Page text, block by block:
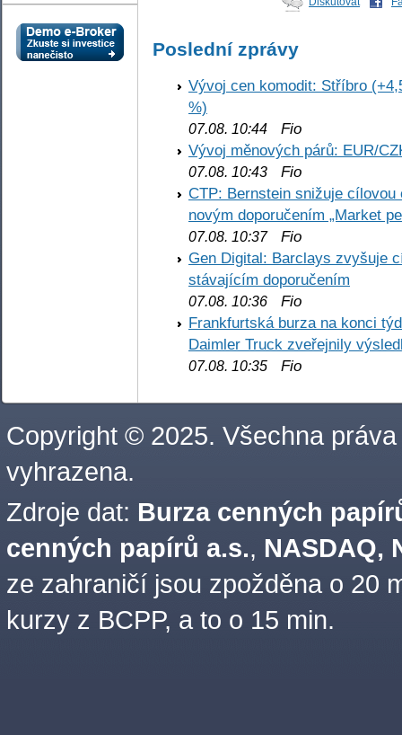
Poslední zprávy
Vývoj cen komodit: Stříbro
%)
07.08. 10:44 Fio
Vývoj měnových párů: EUR/
07.08. 10:43 Fio
CTP: Bernstein snižuje
novým doporučením „Market
07.08. 10:37Fio
Gen Digital: Barclays zvyšuje
stávajícím doporučením
07.08. 10:36 Fio
Frankfurtská burza na konci
Daimler Truck zveřejnily
07.08. 10:35 Fio
Copyright © 2025. Všechna práva
vyhrazena.
Zdroje dat: Burza cenných
cenných papírů a.s., NASDAQ,
ze zahraničí jsou zpožděna o 20
kurzy z BCPP, a to o 15 min.